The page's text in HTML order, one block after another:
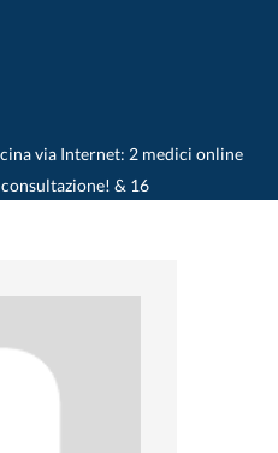
via Internet: 2 medici online
& 16
Caspar>Practica di Dr. Ingrid Caspar